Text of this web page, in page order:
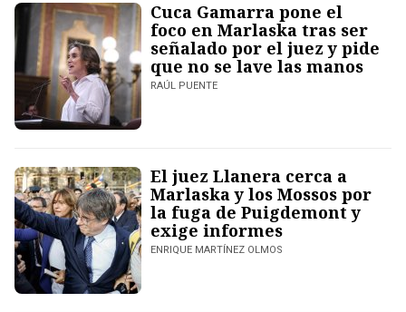
Cuca Gamarra pone el
foco en Marlaska tras ser
señalado por el juez y pide
que no se lave las manos
RAÚL PUENTE
El juez Llanera cerca a
Marlaska y los Mossos por
la fuga de Puigdemont y
exige informes
ENRIQUE MARTÍNEZ OLMOS